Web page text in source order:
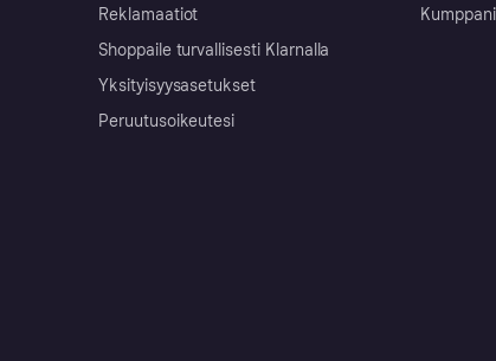
Reklamaatiot
Shoppaile turvallisesti Klarnalla
Yksityisyysasetukset
Peruutusoikeutesi